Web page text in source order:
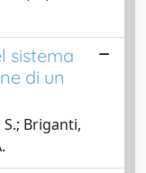
sistema
di un
Briganti,